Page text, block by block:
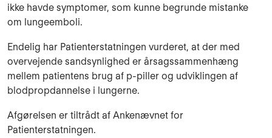
ikke havde symptomer, som kunne begrunde mistanke
om lungeemboli.
Endelig har Patienterstatningen vurderet, at der med
overvejende sandsynlighed er årsagssammenhæng
mellem patientens brug af p-piller og udviklingen af
blodpropdannelse i lungerne.
Afgørelsen er tiltrådt af Ankenævnet for
Patienterstatningen.